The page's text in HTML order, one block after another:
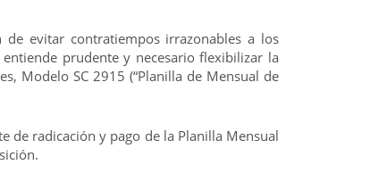
evitar contratiempos irrazonables a los
prudente y necesario flexibilizar la
Modelo SC 2915 (“Planilla de Mensual de
de radicación y pago de la Planilla Mensual